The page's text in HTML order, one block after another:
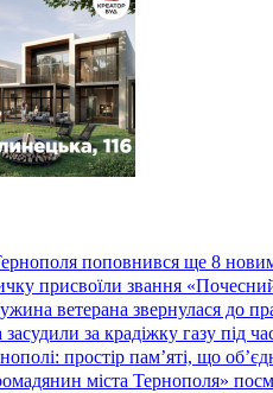
поповнився ще 8
присвоїли звання
ветерана звернулася до
за крадіжку газу під
простір пам’яті, що
міста Тернополя»